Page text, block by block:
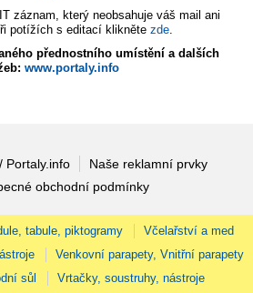
záznam, který neobsahuje váš mail ani
potížích s editací klikněte zde.
přednostního umístění a dalších
www.portaly.info
Portaly.info
Naše reklamní prvky
obchodní podmínky
tabule, piktogramy
Včelařství a med
Venkovní parapety, Vnitřní parapety
sůl
Vrtačky, soustruhy, nástroje